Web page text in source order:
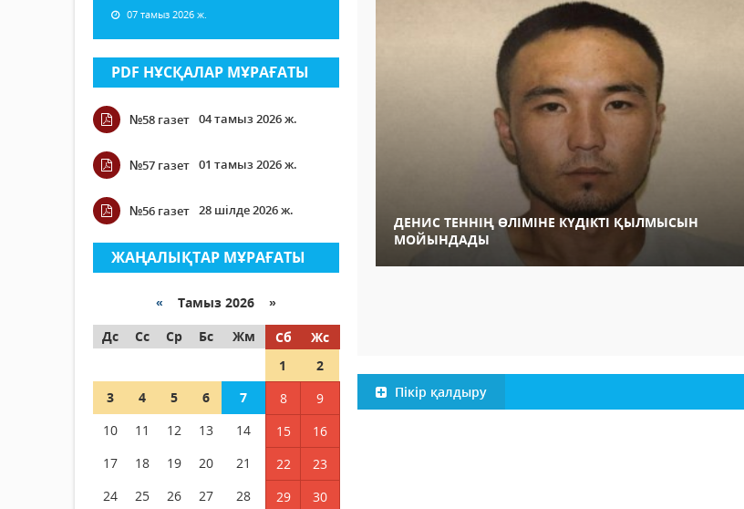
07 тамыз 2026 ж.
PDF НҰСҚАЛАР МҰРАҒАТЫ
№58 газет 04 тамыз 2026 ж.
№57 газет 01 тамыз 2026 ж.
№56 газет 28 шілде 2026 ж.
ЖАҢАЛЫҚТАР МҰРАҒАТЫ
« Тамыз 2026 »
Дс
Сс Ср Бс Жм Сб
Жс
1
2
3
4 5 6 7 8
9
10
11 12 13 14 15
16
17
18 19 20 21 22
23
24
25 26 27 28 29 30
ДЕНИС ТЕННІҢ ӨЛІМІНЕ КҮДІКТІ ҚЫЛМЫСЫН
МОЙЫНДАДЫ
Пікір қалдыру